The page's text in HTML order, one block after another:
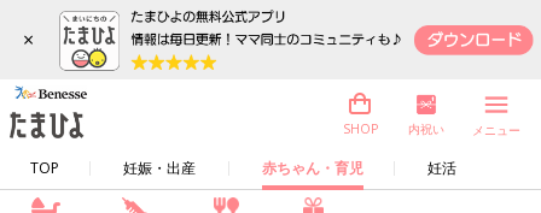
×
TOP 妊娠・出産 赤ちゃん・育児 妊活
SHOP 内祝い メニュー